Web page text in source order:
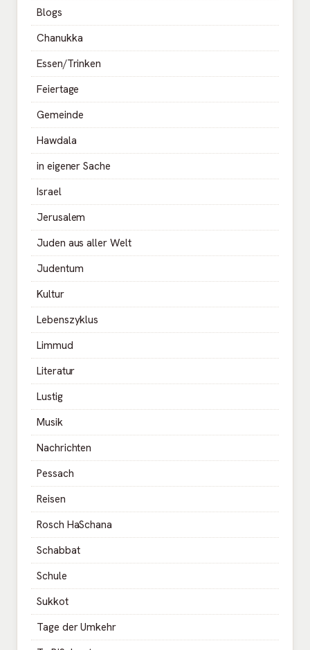
Blogs
Chanukka
Essen/Trinken
Feiertage
Gemeinde
Hawdala
in eigener Sache
Israel
Jerusalem
Juden aus aller Welt
Judentum
Kultur
Lebenszyklus
Limmud
Literatur
Lustig
Musik
Nachrichten
Pessach
Reisen
Rosch HaSchana
Schabbat
Schule
Sukkot
Tage der Umkehr